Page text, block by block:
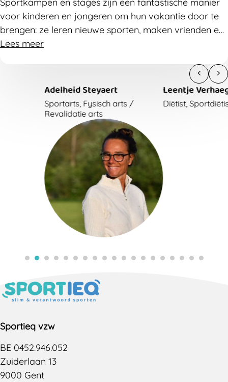
voor kinderen en jongeren om hun vakantie door te
brengen: ze leren nieuwe sporten, maken vrienden en
hebben plezier. Zorg dus voor een veilig sportklimaat,
richtlijnen om als organisatie preventief aan de slag
Lees meer
Adelheid Steyaert
Sportarts, Fysisch arts /
Revalidatie arts
Leentje Verhaegen
Diëtist, Sportdiëtist
Sportieq vzw
BE 0452.946.052
Zuiderlaan 13
9000 Gent